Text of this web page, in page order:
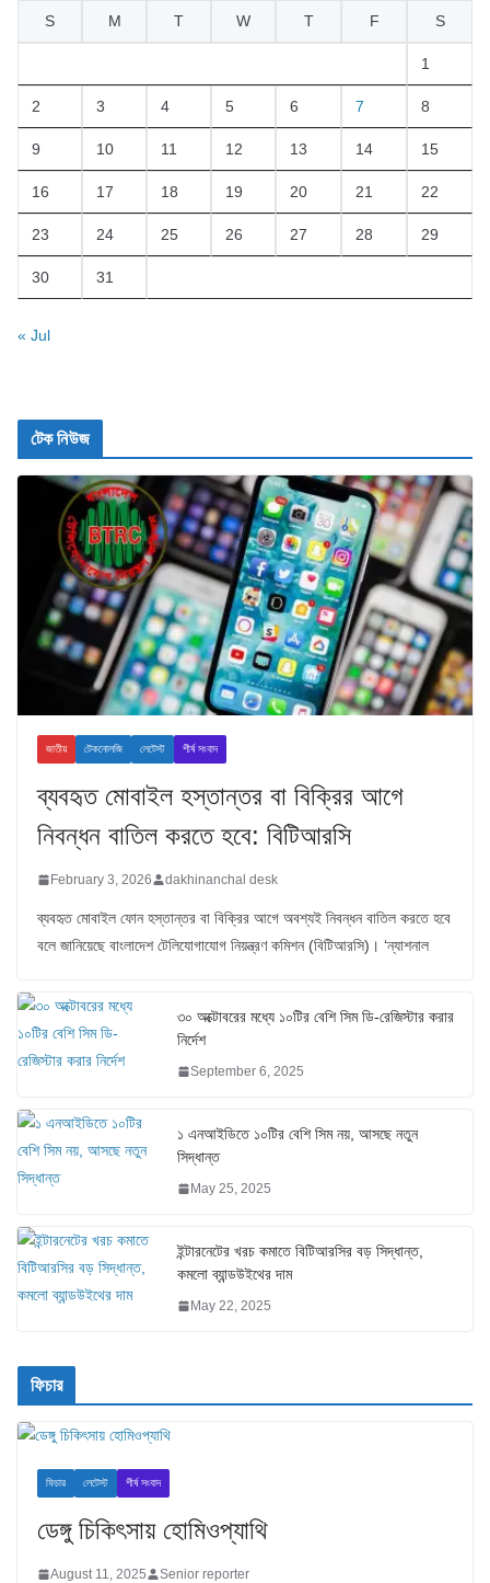
S M T W T F S
1
2 3 4 5 6 7 8
9 10 11 12 13 14 15
16 17 18 19 20 21 22
23 24 25 26 27 28 29
30 31
« Jul
টেক নিউজ
জাতীয় টেকনোলজি লেটেস্ট শীর্ষ সংবাদ
ব্যবহৃত মোবাইল হস্তান্তর বা বিক্রির আগে
নিবন্ধন বাতিল করতে হবে: বিটিআরসি
February 3, 2026 dakhinanchal desk
ব্যবহৃত মোবাইল ফোন হস্তান্তর বা বিক্রির আগে অবশ্যই নিবন্ধন বাতিল করতে হবে
বলে জানিয়েছে বাংলাদেশ টেলিযোগাযোগ নিয়ন্ত্রণ কমিশন (বিটিআরসি)। ‘ন্যাশনাল
৩০ অক্টোবরের মধ্যে ১০টির বেশি সিম ডি-রেজিস্টার করার
নির্দেশ
September 6, 2025
১ এনআইডিতে ১০টির বেশি সিম নয়, আসছে নতুন
সিদ্ধান্ত
May 25, 2025
ইন্টারনেটের খরচ কমাতে বিটিআরসির বড় সিদ্ধান্ত,
কমলো ব্যান্ডউইথের দাম
May 22, 2025
ফিচার
ফিচার লেটেস্ট শীর্ষ সংবাদ
ডেঙ্গু চিকিৎসায় হোমিওপ্যাথি
August 11, 2025 Senior reporter